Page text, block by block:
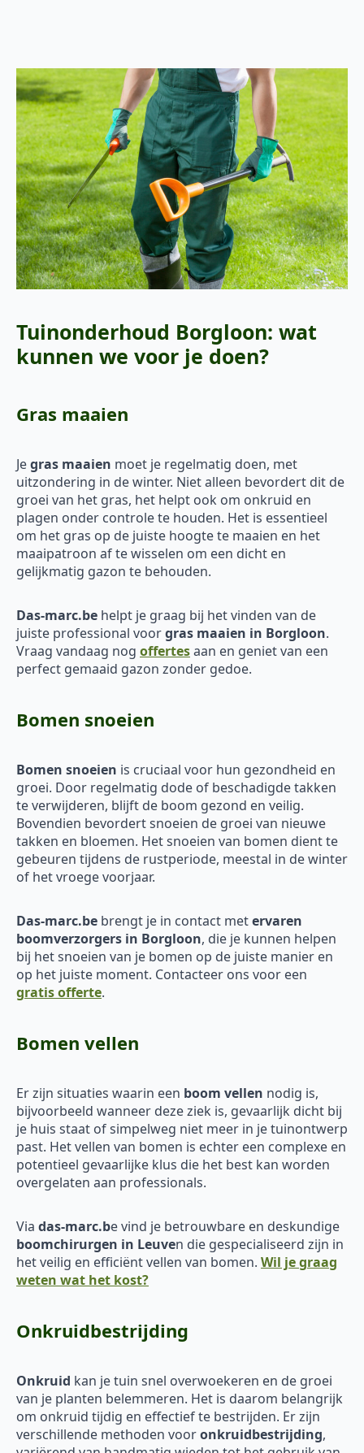
Tuinonderhoud Borgloon: wat
kunnen we voor je doen?
Gras maaien
Jegras maaien moet je regelmatig doen, met
uitzondering in de winter. Niet alleen bevordert dit de
groei van het gras, het helpt ook om onkruid en
plagen onder controle te houden. Het is essentieel
om het gras op de juiste hoogte te maaien en het
maaipatroon af te wisselen om een dicht en
gelijkmatig gazon te behouden.
Das-marc.be helpt je graag bij het vinden van de
juiste professional voorgras maaien in Borgloon.
Vraag vandaag nog offertesaan en geniet van een
perfect gemaaid gazon zonder gedoe.
Bomen snoeien
Bomen snoeien is cruciaal voor hun gezondheid en
groei. Door regelmatig dode of beschadigde takken
te verwijderen, blijft de boom gezond en veilig.
Bovendien bevordert snoeien de groei van nieuwe
takken en bloemen. Het snoeien van bomen dient te
gebeuren tijdens de rustperiode, meestal in de winter
of het vroege voorjaar.
Das-marc.be brengt je in contact metervaren
boomverzorgers in Borgloon, die je kunnen helpen
bij het snoeien van je bomen op de juiste manier en
op het juiste moment. Contacteer ons voor een
gratis offerte.
Bomen vellen
Er zijn situaties waarin een boom vellen nodig is,
bijvoorbeeld wanneer deze ziek is, gevaarlijk dicht bij
je huis staat of simpelweg niet meer in je tuinontwerp
past. Het vellen van bomen is echter een complexe en
potentieel gevaarlijke klus die het best kan worden
overgelaten aan professionals.
Via das-marc.be vind je betrouwbare en deskundige
boomchirurgen in Leuven die gespecialiseerd zijn in
het veilig en efficiënt vellen van bomen. Wil je graag
weten wat het kost?
Onkruidbestrijding
Onkruid kan je tuin snel overwoekeren en de groei
van je planten belemmeren. Het is daarom belangrijk
om onkruid tijdig en effectief te bestrijden. Er zijn
verschillende methoden vooronkruidbestrijding,